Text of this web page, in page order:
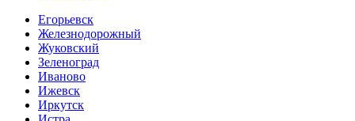
Егорьевск
Железнодорожный
Жуковский
Зеленоград
Иваново
Ижевск
Иркутск